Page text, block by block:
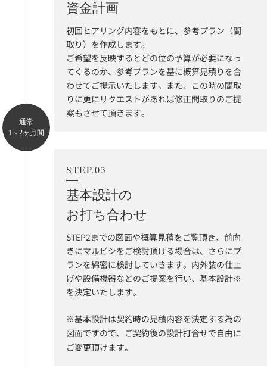
通常
1～2ヶ月間
資金計画
初回ヒアリング内容をもとに、参考プラン（間
取り）を作成します。
ご希望を反映するとどの位の予算が必要になっ
てくるのか、参考プランを基に概算見積りを合
わせてご提示いたします。また、この時の間取
りに更にリクエストがあれば修正間取りのご提
案もさせて頂きます。
STEP.03
基本設計の
お打ち合わせ
STEP2までの図面や概算見積をご覧頂き、前向
きにマルビシをご検討頂ける場合は、さらにプ
ランを綿密に検討していきます。内外装の仕上
げや設備機器などのご提案を行い、基本設計※
を決定いたします。
※基本設計は契約時の見積内容を決定する為の
図面ですので、ご契約後の設計打合せで自由に
ご変更頂けます。